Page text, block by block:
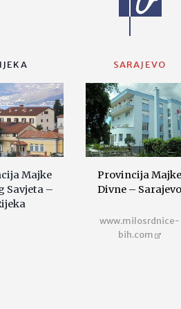
Majke
Savjeta –
SARAJEVO
Provincija Majke
Divne – Sarajevo
www.milosrdnice-
bih.com